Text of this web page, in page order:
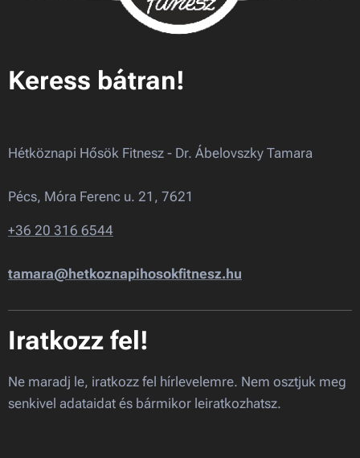
Keress bátran!
Hétköznapi Hősök Fitnesz - Dr. Ábelovszky Tamara
Pécs, Móra Ferenc u. 21, 7621
+36 20 316 6544
tamara@hetkoznapihosokfitnesz.hu
Iratkozz fel!
Ne maradj le, iratkozz fel hírlevelemre. Nem osztjuk meg
senkivel adataidat és bármikor leiratkozhatsz.